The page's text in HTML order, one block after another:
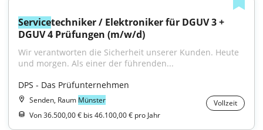
Servicetechniker / Elektroniker für DGUV 3 +
DGUV 4 Prüfungen (m/w/d)
Wir verantworten die Sicherheit unserer Kunden. Heute
und morgen. Als einer der führenden...
DPS - Das Prüfunternehmen
Senden, Raum Münster
Vollzeit
Von 36.500,00 € bis 46.100,00 € pro Jahr